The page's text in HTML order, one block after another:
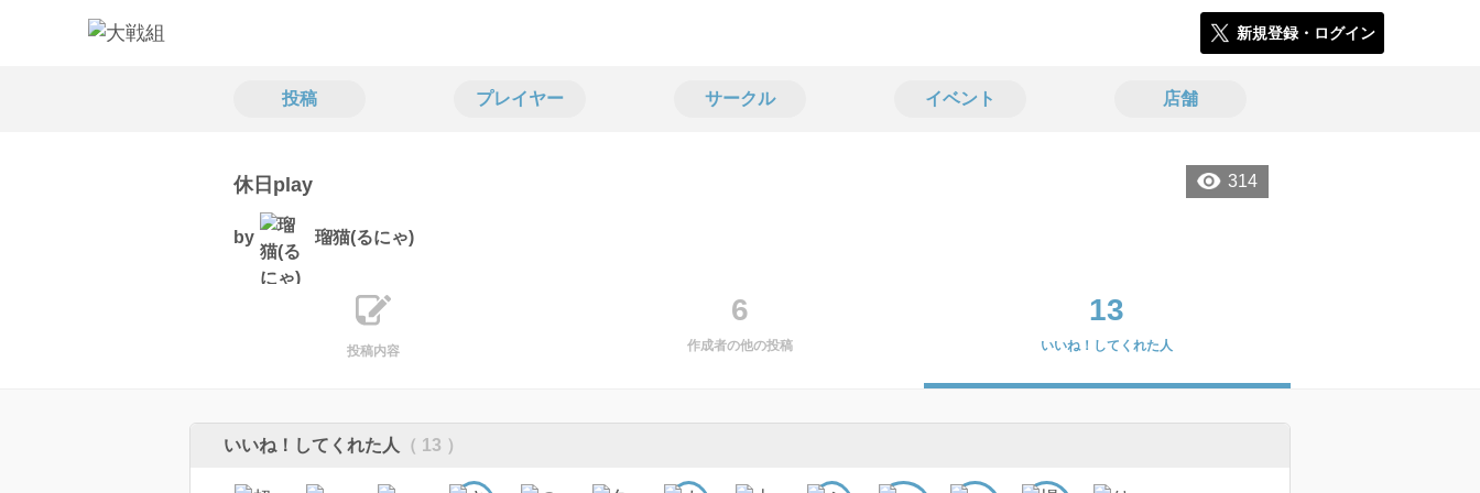
新規登録・ログイン
投稿 プレイヤー サークル イベント 店舗
314
休日play
by 瑠猫(るにゃ)
投稿内容
6
作成者の他の投稿
13
いいね！してくれた人
いいね！してくれた人 （ 13 ）